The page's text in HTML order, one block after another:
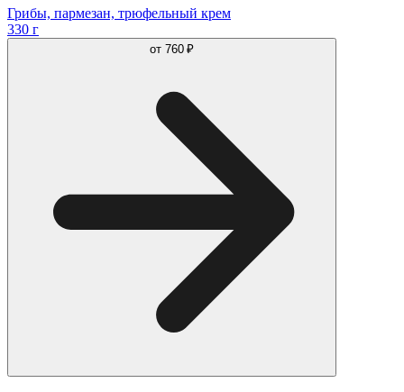
Грибы, пармезан, трюфельный крем
330 г
от 760 ₽